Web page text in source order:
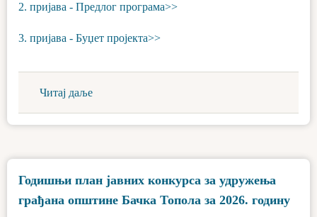
2. пријава - Предлог програма>>
3. пријава - Буџет пројекта>>
Читај даље
Годишњи план јавних конкурса за удружења
грађана општине Бачка Топола за 2026. годину